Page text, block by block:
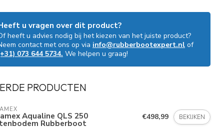
u vragen over dit product?
heeft u advies nodig bij het kiezen van het juiste product?
contact met ons op via info@rubberbootexpert.nl of
073 644 5734. We helpen u graag!
PRODUCTEN
Aqualine QLS 250
Rubberboot
€498,99 BEKIJKEN